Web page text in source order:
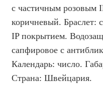
с частичным розовым
коричневый. Браслет:
IP покрытием.
сапфировое с
Календарь: число.
Страна: Швейцария.